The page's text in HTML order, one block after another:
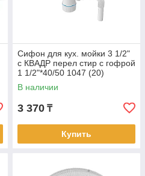
Сифон для кух. мойки 3 1/2"
с КВАДР перел стир с гофрой
1 1/2"*40/50 1047 (20)
В наличии
3 370 ₸
Купить